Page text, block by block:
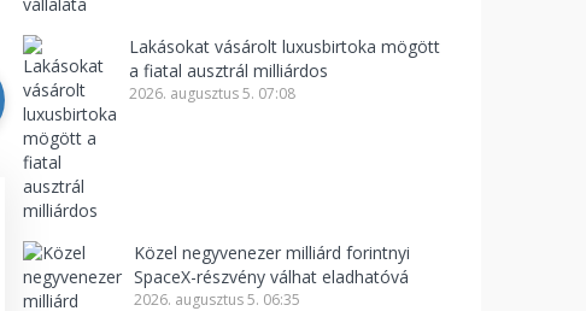
Lakásokat vásárolt luxusbirtoka mögött
a fiatal ausztrál milliárdos
2026. augusztus 5. 07:08
Közel negyvenezer milliárd forintnyi
SpaceX-részvény válhat eladhatóvá
2026. augusztus 5. 06:35